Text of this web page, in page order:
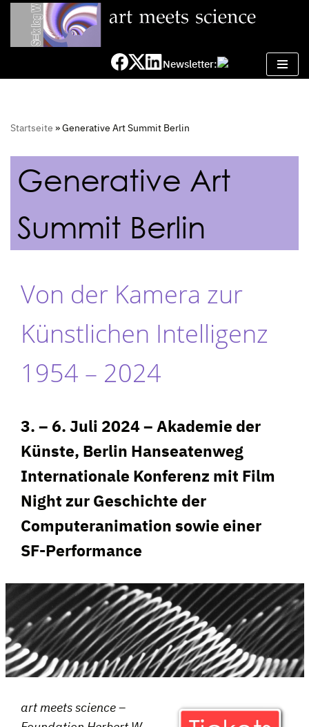
Zum
Newsletter:
Startseite »Generative Art Summit Berlin
Generative Art
Summit Berlin
Von der Kamera zur
Künstlichen Intelligenz
1954 – 2024
3. – 6. Juli 2024 – Akademie der
Künste, Berlin Hanseatenweg
Internationale Konferenz mit Film
Night zur Geschichte der
Computeranimation sowie einer
SF-Performance
art meets science –